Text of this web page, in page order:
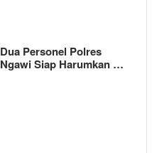
Dua Personel Polres
Ngawi Siap Harumkan …